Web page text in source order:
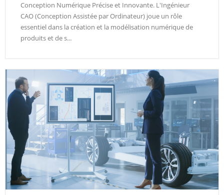
Conception Numérique Précise et Innovante. L'Ingénieur
CAO (Conception Assistée par Ordinateur) joue un rôle
essentiel dans la création et la modélisation numérique de
produits et de s...